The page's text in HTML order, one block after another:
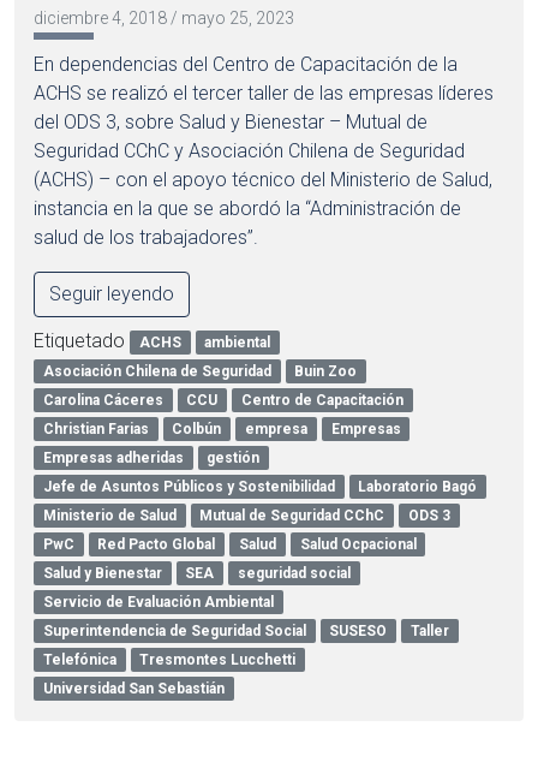
diciembre 4, 2018 / mayo 25, 2023
En dependencias del Centro de Capacitación de la
ACHS se realizó el tercer taller de las empresas líderes
del ODS 3, sobre Salud y Bienestar – Mutual de
Seguridad CChC y Asociación Chilena de Seguridad
(ACHS) – con el apoyo técnico del Ministerio de Salud,
instancia en la que se abordó la “Administración de
salud de los trabajadores”.
Seguir leyendo
Etiquetado ACHS
ambiental
Asociación Chilena de Seguridad
Buin Zoo
Carolina Cáceres
CCU
Centro de Capacitación
Christian Farias
Colbún empresa
Empresas
Empresas adheridas
gestión
Jefe de Asuntos Públicos y Sostenibilidad
Laboratorio Bagó
Ministerio de Salud
Mutual de Seguridad CChC
ODS 3
PwC
Red Pacto Global Salud
Salud Ocpacional
Salud y Bienestar
SEA
seguridad social
Servicio de Evaluación Ambiental
Superintendencia de Seguridad Social
SUSESO
Taller
Telefónica
Tresmontes Lucchetti
Universidad San Sebastián